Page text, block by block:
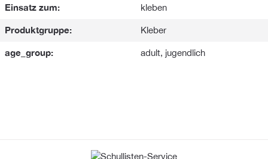
Einsatz zum: kleben
Produktgruppe: Kleber
age_group: adult, jugendlich